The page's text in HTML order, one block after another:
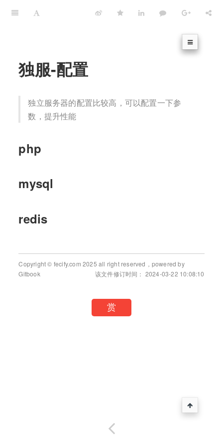
独服-配置
独立服务器的配置比较高，可以配置一下参
数，提升性能
php
mysql
redis
Copyright © fecify.com 2025 all right reserved，powered by
Gitbook
该文件修订时间： 2024-03-22 10:08:10
赏